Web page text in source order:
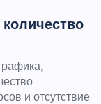
и отсутствие